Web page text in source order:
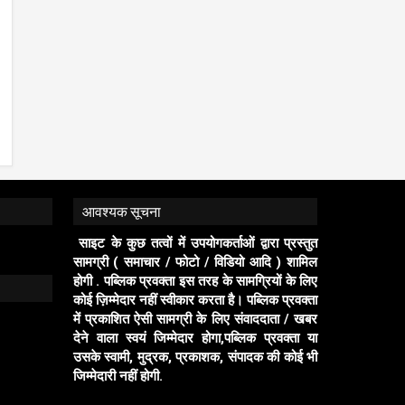
आवश्यक सूचना
साइट के कुछ तत्वों में उपयोगकर्ताओं द्वारा प्रस्तुत
सामग्री ( समाचार / फोटो / विडियो आदि ) शामिल
होगी . पब्लिक प्रवक्ता इस तरह के सामग्रियों के लिए
कोई ज़िम्मेदार नहीं स्वीकार करता है। पब्लिक प्रवक्ता
में प्रकाशित ऐसी सामग्री के लिए संवाददाता / खबर
देने वाला स्वयं जिम्मेदार होगा,पब्लिक प्रवक्ता या
उसके स्वामी, मुद्रक, प्रकाशक, संपादक की कोई भी
जिम्मेदारी नहीं होगी.